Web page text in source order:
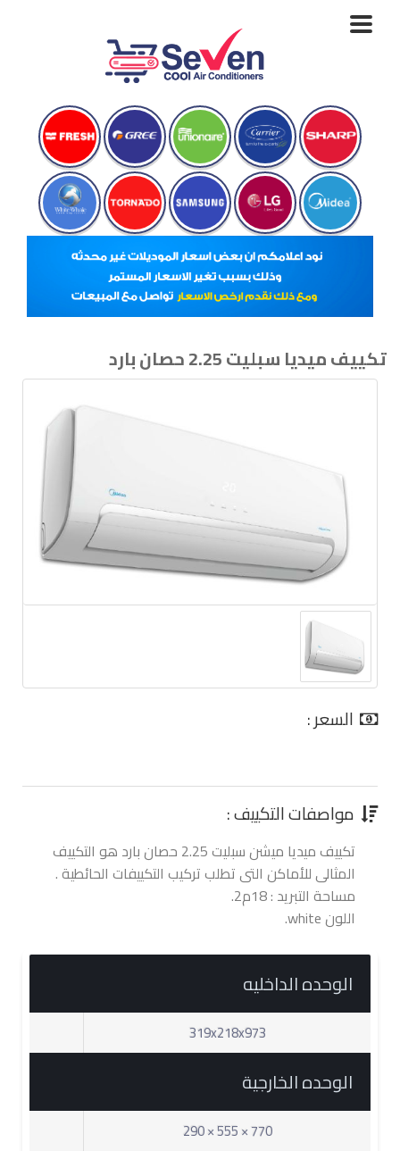
Toggle
تكييف ميديا سبليت 2.25 حصان بارد
السعر :
مواصفات التكييف :
تكييف ميديا ميشن سبليت 2.25 حصان بارد هو التكييف
المثالى للأماكن التى تطلب تركيب التكييفات الحائطية .
مساحة التبريد : 18م2.
اللون white.
الوحده الداخليه
319x218x973
الوحده الخارجية
770 × 555 × 290